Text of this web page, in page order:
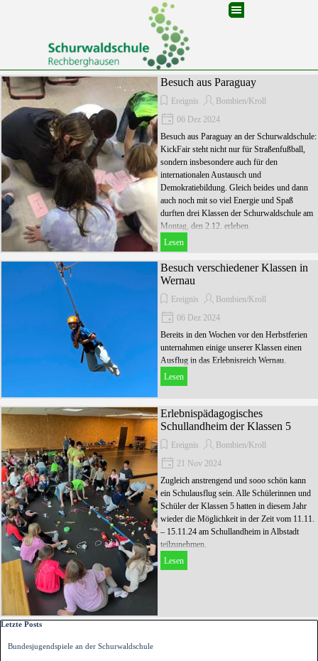
Menü überspringen
Besuch aus Paraguay
Ereignis
Bombien/Kroll
06 Dez 2024
Besuch aus Paraguay an der Schurwaldschule:
KickFair steht nicht nur für Straßenfußball,
sondern insbesondere auch für den
internationalen Austausch und
Demokratiebildung. Gleich beides und dann
auch noch mit so viel Energie und Spaß
durften drei Klassen der Schurwaldschule am
Montag, den 2.12. erleben.
Lesen
Besuch verschiedener Klassen in
Wernau
Ereignis
Bombien/Kroll
06 Dez 2024
Bereits in den Wochen vor den Herbstferien
unternahmen einige unserer Klassen einen
Ausflug in das Erlebnisreich Wernau.
Lesen
Erlebnispädagogisches
Schullandheim der Klassen 5
Ereignis
Bombien/Kroll
21 Nov 2024
Zugleich anstrengend und sooo schön kann
ein Schulausflug sein. Alle Schülerinnen und
Schüler der Klassen 5 hatten in diesem Jahr
wieder die Möglichkeit in der Zeit vom 11.11.
– 15.11.24 am Schullandheim in Albstadt
teilzunehmen.
Lesen
Block überspringen Letzte Posts
Letzte Posts
Bundesjugendspiele an der Schurwaldschule